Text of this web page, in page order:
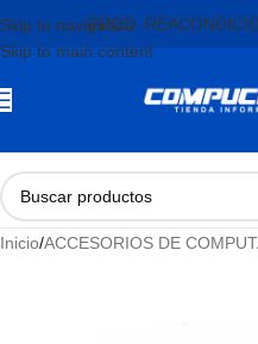
Skip to navigation
Skip to main content
PROD.
Inicio/ACCESORIOS DE